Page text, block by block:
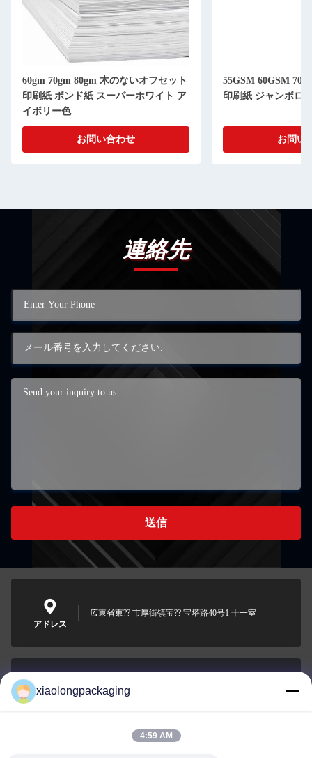
60gm 70gm 80gm 木のないオフセット
印刷紙 ボンド紙 スーパーホワイト ア
イボリー色
お問い合わせ
55GSM 60GSM
印刷紙 ジャンボロ
お問い
連絡先
送信
アドレス
広東省東?? 市厚街镇宝?? 宝塔路40号1 十一室
Tina@xiaolongpackaging.com
xiaolongpackaging
4:59 AM